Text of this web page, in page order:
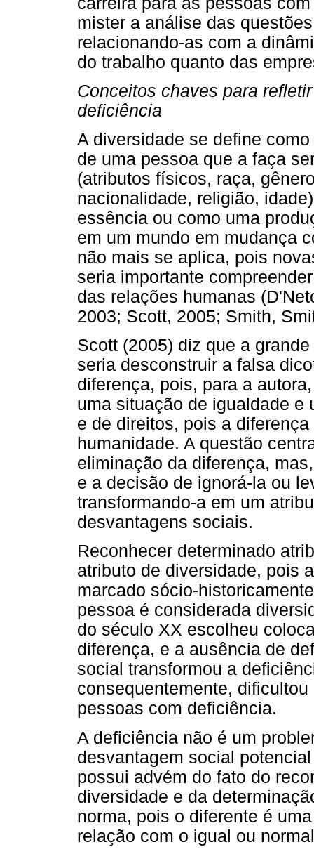
mister a análise das
relacionando-as com a
do trabalho quanto das
Conceitos chaves para
deficiência
A diversidade se define
de uma pessoa que a faça
(atributos físicos, raça,
nacionalidade, religião,
essência ou como uma
em um mundo em mudança
não mais se aplica, pois
seria importante
das relações humanas
2003; Scott, 2005; Smith,
Scott (2005) diz que a
seria desconstruir a falsa
diferença, pois, para a
uma situação de igualdade e
e de direitos, pois a
humanidade. A questão
eliminação da diferença,
e a decisão de ignorá-la ou
transformando-a em um
desvantagens sociais.
Reconhecer determinado
atributo de diversidade, pois
marcado sócio-
pessoa é considerada
do século XX escolheu
diferença, e a ausência de
social transformou a
consequentemente,
pessoas com deficiência.
A deficiência não é um
desvantagem social
possui advém do fato do
diversidade e da
norma, pois o diferente é
relação com o igual ou